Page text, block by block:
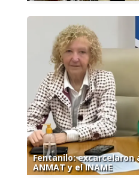
Fentanilo: excarcelaron
ANMAT y el INAME